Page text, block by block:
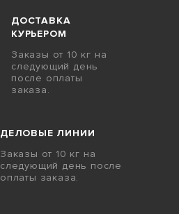
ДОСТАВКА
КУРЬЕРОМ
Заказы от 10 кг на
следующий день
после оплаты
заказа.
ДЕЛОВЫЕ ЛИНИИ
Заказы от 10 кг на
следующий день после
оплаты заказа.